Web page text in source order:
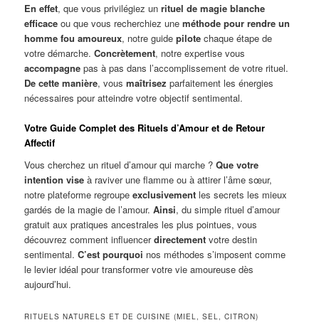
En effet, que vous privilégiez unrituel de magie blanche
efficace ou que vous recherchiez uneméthode pour rendre un
homme fou amoureux, notre guidepilote chaque étape de
votre démarche.Concrètement, notre expertise vous
accompagne pas à pas dans l’accomplissement de votre rituel.
De cette manière, vousmaîtrisez parfaitement les énergies
nécessaires pour atteindre votre objectif sentimental.
Votre Guide Complet des Rituels d’Amour et de Retour
Affectif
Vous cherchez un rituel d’amour qui marche ?Que votre
intention vise à raviver une flamme ou à attirer l’âme sœur,
notre plateforme regroupeexclusivement les secrets les mieux
gardés de la magie de l’amour.Ainsi, du simple rituel d’amour
gratuit aux pratiques ancestrales les plus pointues, vous
découvrez comment influencerdirectement votre destin
sentimental.C’est pourquoi nos méthodes s’imposent comme
le levier idéal pour transformer votre vie amoureuse dès
aujourd’hui.
RITUELS NATURELS ET DE CUISINE (MIEL, SEL, CITRON)